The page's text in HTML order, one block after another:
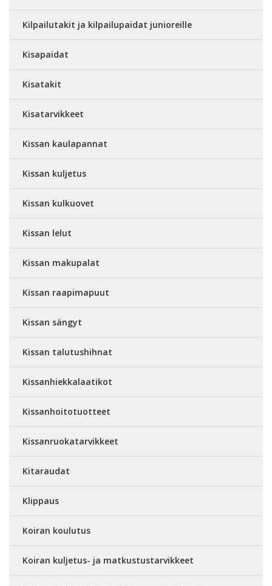
Kilpailutakit ja kilpailupaidat junioreille
Kisapaidat
Kisatakit
Kisatarvikkeet
Kissan kaulapannat
Kissan kuljetus
Kissan kulkuovet
Kissan lelut
Kissan makupalat
Kissan raapimapuut
Kissan sängyt
Kissan talutushihnat
Kissanhiekkalaatikot
Kissanhoitotuotteet
Kissanruokatarvikkeet
Kitaraudat
Klippaus
Koiran koulutus
Koiran kuljetus- ja matkustustarvikkeet